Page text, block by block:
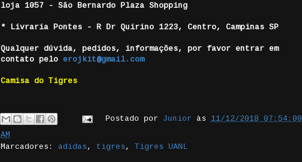
loja 1057 - São Bernardo Plaza Shopping
* Livraria Pontes - R Dr Quirino 1223, Centro, Campinas SP
Qualquer dúvida, pedidos, informações, por favor entrar em
contato pelo erojkit@gmail.com
Camisa do Tigres
Postado por Junior às 11/12/2018 07:54:00
AM
Marcadores: adidas , tigres , Tigres UANL